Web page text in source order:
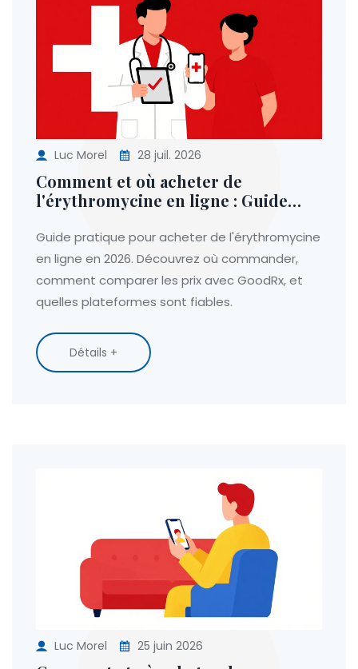
Luc Morel 28 juil. 2026
Comment et où acheter de
l'érythromycine en ligne : Guide
Guide pratique pour acheter de l'érythromycine
en ligne en 2026. Découvrez où commander,
comment comparer les prix avec GoodRx, et
quelles plateformes sont fiables.
Détails +
Luc Morel 25 juin 2026